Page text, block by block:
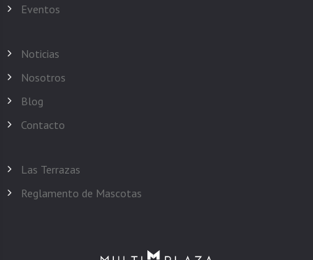
Eventos
Noticias
Nosotros
Blog
Contacto
Las Terrazas
Reglamento de Mascotas